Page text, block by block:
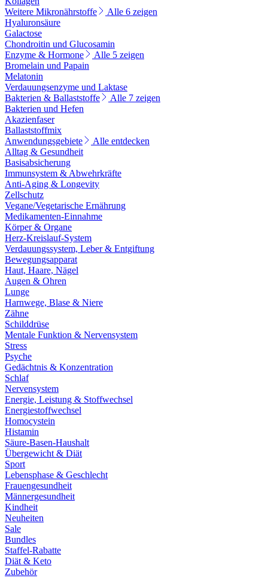
Weitere Mikronährstoffe
Alle 6 zeigen
Hyaluronsäure
Galactose
Chondroitin und Glucosamin
Enzyme & Hormone
Alle 5 zeigen
Bromelain und Papain
Melatonin
Verdauungsenzyme und Laktase
Bakterien & Ballaststoffe
Alle 7 zeigen
Bakterien und Hefen
Akazienfaser
Ballaststoffmix
Anwendungsgebiete
Alle entdecken
Alltag & Gesundheit
Basisabsicherung
Immunsystem & Abwehrkräfte
Anti-Aging & Longevity
Zellschutz
Vegane/Vegetarische Ernährung
Medikamenten-Einnahme
Körper & Organe
Herz-Kreislauf-System
Verdauungssystem, Leber & Entgiftung
Bewegungsapparat
Haut, Haare, Nägel
Augen & Ohren
Lunge
Harnwege, Blase & Niere
Zähne
Schilddrüse
Mentale Funktion & Nervensystem
Stress
Psyche
Gedächtnis & Konzentration
Schlaf
Nervensystem
Energie, Leistung & Stoffwechsel
Energiestoffwechsel
Homocystein
Histamin
Säure-Basen-Haushalt
Übergewicht & Diät
Sport
Lebensphase & Geschlecht
Frauengesundheit
Männergesundheit
Kindheit
Neuheiten
Sale
Bundles
Staffel-Rabatte
Diät & Keto
Zubehör